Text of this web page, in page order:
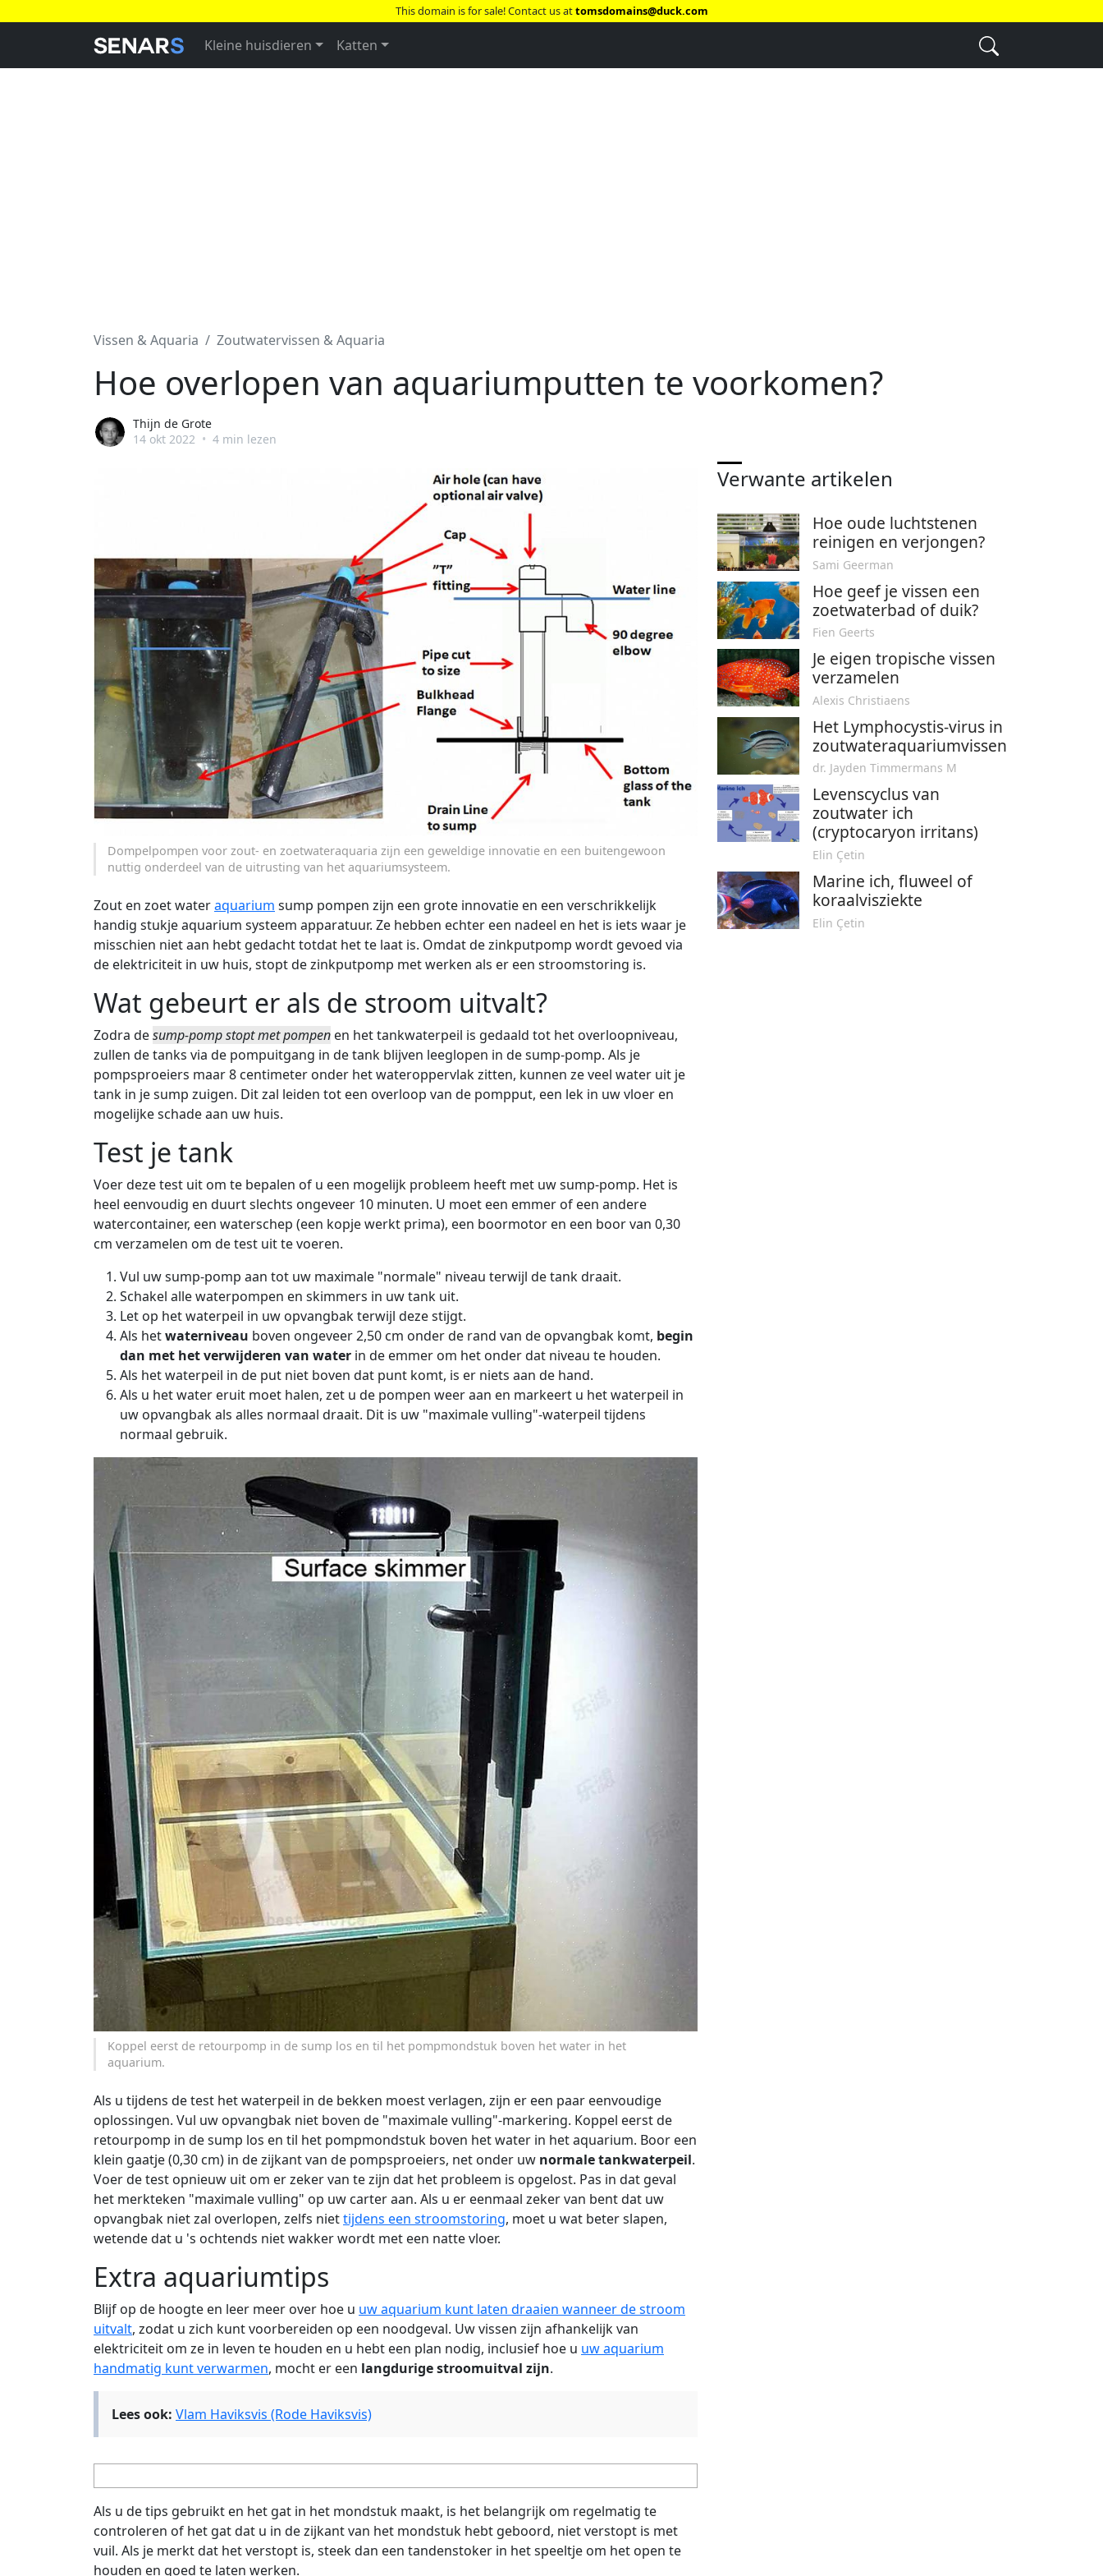
This domain is for sale! Contact us attomsdomains@duck.com
Kleine huisdieren Katten
Vissen & Aquaria Zoutwatervissen & Aquaria
Hoe overlopen van aquariumputten te voorkomen?
Thijn de Grote
14 okt 2022 • 4 min lezen
Dompelpompen voor zout- en zoetwateraquaria zijn een geweldige innovatie en een buitengewoon
nuttig onderdeel van de uitrusting van het aquariumsysteem.
Zout en zoet wateraquarium sump pompen zijn een grote innovatie en een verschrikkelijk
handig stukje aquarium systeem apparatuur. Ze hebben echter een nadeel en het is iets waar je
misschien niet aan hebt gedacht totdat het te laat is. Omdat de zinkputpomp wordt gevoed via
de elektriciteit in uw huis, stopt de zinkputpomp met werken als er een stroomstoring is.
Wat gebeurt er als de stroom uitvalt?
Zodra desump-pomp stopt met pompen en het tankwaterpeil is gedaald tot het overloopniveau,
zullen de tanks via de pompuitgang in de tank blijven leeglopen in de sump-pomp. Als je
pompsproeiers maar 8 centimeter onder het wateroppervlak zitten, kunnen ze veel water uit je
tank in je sump zuigen. Dit zal leiden tot een overloop van de pompput, een lek in uw vloer en
mogelijke schade aan uw huis.
Test je tank
Voer deze test uit om te bepalen of u een mogelijk probleem heeft met uw sump-pomp. Het is
heel eenvoudig en duurt slechts ongeveer 10 minuten. U moet een emmer of een andere
watercontainer, een waterschep (een kopje werkt prima), een boormotor en een boor van 0,30
cm verzamelen om de test uit te voeren.
Vul uw sump-pomp aan tot uw maximale "normale" niveau terwijl de tank draait.
Schakel alle waterpompen en skimmers in uw tank uit.
Let op het waterpeil in uw opvangbak terwijl deze stijgt.
Als hetwaterniveau boven ongeveer 2,50 cm onder de rand van de opvangbak komt, begin
dan met het verwijderen van water in de emmer om het onder dat niveau te houden.
Als het waterpeil in de put niet boven dat punt komt, is er niets aan de hand.
Als u het water eruit moet halen, zet u de pompen weer aan en markeert u het waterpeil in
uw opvangbak als alles normaal draait. Dit is uw "maximale vulling"-waterpeil tijdens
normaal gebruik.
Koppel eerst de retourpomp in de sump los en til het pompmondstuk boven het water in het
aquarium.
Als u tijdens de test het waterpeil in de bekken moest verlagen, zijn er een paar eenvoudige
oplossingen. Vul uw opvangbak niet boven de "maximale vulling"-markering. Koppel eerst de
retourpomp in de sump los en til het pompmondstuk boven het water in het aquarium. Boor een
klein gaatje (0,30 cm) in de zijkant van de pompsproeiers, net onder uw normale tankwaterpeil.
Voer de test opnieuw uit om er zeker van te zijn dat het probleem is opgelost. Pas in dat geval
het merkteken "maximale vulling" op uw carter aan. Als u er eenmaal zeker van bent dat uw
opvangbak niet zal overlopen, zelfs niettijdens een stroomstoring, moet u wat beter slapen,
wetende dat u 's ochtends niet wakker wordt met een natte vloer.
Extra aquariumtips
Blijf op de hoogte en leer meer over hoe u uw aquarium kunt laten draaien wanneer de stroom
uitvalt, zodat u zich kunt voorbereiden op een noodgeval. Uw vissen zijn afhankelijk van
elektriciteit om ze in leven te houden en u hebt een plan nodig, inclusief hoe u uw aquarium
handmatig kunt verwarmen, mocht er een langdurige stroomuitval zijn.
Lees ook: Vlam Haviksvis (Rode Haviksvis)
Als u de tips gebruikt en het gat in het mondstuk maakt, is het belangrijk om regelmatig te
controleren of het gat dat u in de zijkant van het mondstuk hebt geboord, niet verstopt is met
vuil. Als je merkt dat het verstopt is, steek dan een tandenstoker in het speeltje om het open te
houden en goed te laten werken.
Verwante artikelen
Hoe oude luchtstenen
reinigen en verjongen?
Sami Geerman
Hoe geef je vissen een
zoetwaterbad of duik?
Fien Geerts
Je eigen tropische vissen
verzamelen
Alexis Christiaens
Het Lymphocystis-virus in
zoutwateraquariumvissen
dr. Jayden Timmermans M
Levenscyclus van
zoutwater ich
(cryptocaryon irritans)
Elin Çetin
Marine ich, fluweel of
koraalvisziekte
Elin Çetin